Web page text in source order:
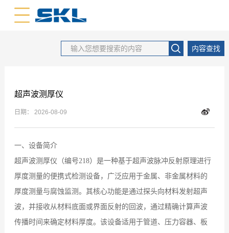
中文版 英文版
内容查找
超声波测厚仪
日期： 2026-08-09
一、设备简介
超声波测厚仪（编号218）是一种基于超声波脉冲反射原理进行
厚度测量的便携式检测设备，广泛应用于金属、非金属材料的
厚度测量与腐蚀监测。其核心功能是通过探头向材料发射超声
波，并接收从材料底面或界面反射的回波，通过精确计算声波
传播时间来确定材料厚度。该设备适用于管道、压力容器、板